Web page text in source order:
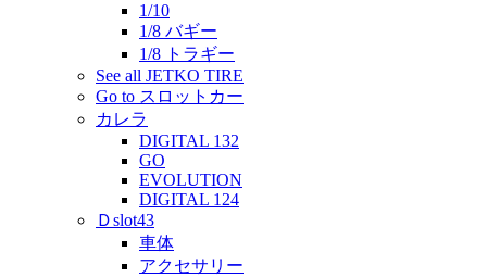
1/10
1/8 バギー
1/8 トラギー
See all JETKO TIRE
Go to スロットカー
カレラ
DIGITAL 132
GO
EVOLUTION
DIGITAL 124
Ｄslot43
車体
アクセサリー